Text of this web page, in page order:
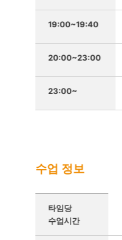
19:00~19:40
20:00~23:00
23:00~
수업 정보
타임당
수업시간